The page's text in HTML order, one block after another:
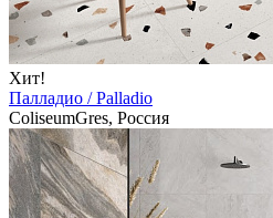
Хит!
Палладио / Palladio
ColiseumGres, Россия